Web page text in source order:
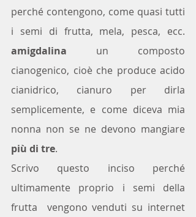
perché contengono, come quasi tutti
amigdalina un composto
cianogenico, cioè che produce acido
cianidrico, cianuro per dirla
semplicemente, e come diceva mia
più di tre.
Scrivo questo inciso perché
ultimamente proprio i semi della
frutta  vengono venduti su internet